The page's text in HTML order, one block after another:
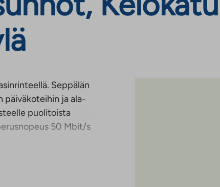
Seppälän
päiväkoteihin ja ala-
puolitoista
50 Mbit/s